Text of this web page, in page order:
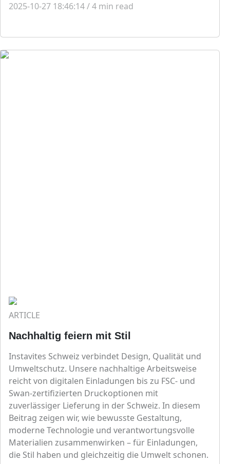
2025-10-27 18:46:14/4 min read
ARTICLE
Nachhaltig feiern mit Stil
Instavites Schweiz verbindet Design, Qualität und
Umweltschutz. Unsere nachhaltige Arbeitsweise
reicht von digitalen Einladungen bis zu FSC- und
Swan-zertifizierten Druckoptionen mit
zuverlässiger Lieferung in der Schweiz. In diesem
Beitrag zeigen wir, wie bewusste Gestaltung,
moderne Technologie und verantwortungsvolle
Materialien zusammenwirken – für Einladungen,
die Stil haben und gleichzeitig die Umwelt schonen.